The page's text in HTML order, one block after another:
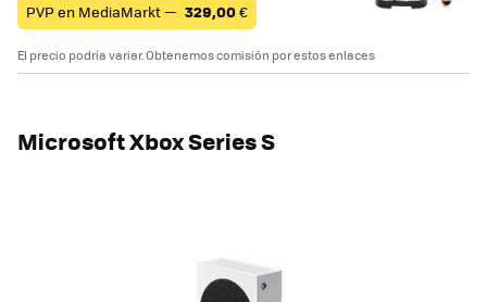
PVP en MediaMarkt — 329,00€
El precio podría variar. Obtenemos comisión por estos enlaces
Microsoft Xbox Series S